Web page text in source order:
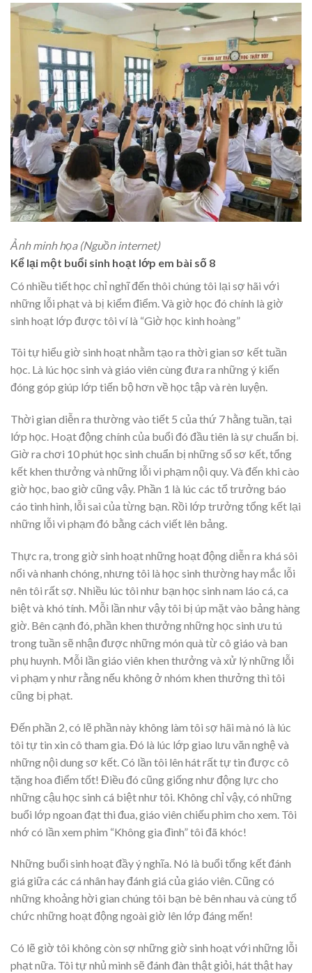
Ảnh minh họa (Nguồn internet)
Kể lại một buổi sinh hoạt lớp em bài số 8
Có nhiều tiết học chỉ nghĩ đến thôi chúng tôi lại sợ hãi với
những lỗi phạt và bị kiểm điểm. Và giờ học đó chính là giờ
sinh hoạt lớp được tôi ví là “Giờ học kinh hoàng”
Tôi tự hiểu giờ sinh hoạt nhằm tạo ra thời gian sơ kết tuần
học. Là lúc học sinh và giáo viên cùng đưa ra những ý kiến
đóng góp giúp lớp tiến bộ hơn về học tập và rèn luyện.
Thời gian diễn ra thường vào tiết 5 của thứ 7 hằng tuần, tại
lớp học. Hoạt động chính của buổi đó đầu tiên là sự chuẩn bị.
Giờ ra chơi 10 phút học sinh chuẩn bị những sổ sơ kết, tổng
kết khen thưởng và những lỗi vi phạm nội quy. Và đến khi cào
giờ học, bao giờ cũng vậy. Phần 1 là lúc các tổ trưởng báo
cáo tình hình, lỗi sai của từng bạn. Rồi lớp trưởng tổng kết lại
những lỗi vi phạm đó bằng cách viết lên bảng.
Thực ra, trong giờ sinh hoạt những hoạt động diễn ra khá sôi
nổi và nhanh chóng, nhưng tôi là học sinh thường hay mắc lỗi
nên tôi rất sợ. Nhiều lúc tôi như bạn học sinh nam láo cá, ca
biệt và khó tính. Mỗi lần như vậy tôi bị úp mặt vào bảng hàng
giờ. Bên cạnh đó, phần khen thưởng những học sinh ưu tú
trong tuần sẽ nhận được những món quà từ cô giáo và ban
phụ huynh. Mỗi lần giáo viên khen thưởng và xử lý những lỗi
vi phạm y như rằng nếu không ở nhóm khen thưởng thì tôi
cũng bị phạt.
Đến phần 2, có lẽ phần này không làm tôi sợ hãi mà nó là lúc
tôi tự tin xin cô tham gia. Đó là lúc lớp giao lưu văn nghệ và
những nội dung sơ kết. Có lần tôi lên hát rất tự tin được cô
tặng hoa điểm tốt! Điều đó cũng giống như động lực cho
những cậu học sinh cá biệt như tôi. Không chỉ vậy, có những
buổi lớp ngoan đạt thi đua, giáo viên chiếu phim cho xem. Tôi
nhớ có lần xem phim “Không gia đình” tôi đã khóc!
Những buổi sinh hoạt đầy ý nghĩa. Nó là buổi tổng kết đánh
giá giữa các cá nhân hay đánh giá của giáo viên. Cũng có
những khoảng hời gian chúng tôi bạn bè bên nhau và cùng tổ
chức những hoạt động ngoài giờ lên lớp đáng mến!
Có lẽ giờ tôi không còn sợ những giờ sinh hoạt với những lỗi
phạt nữa. Tôi tự nhủ mình sẽ đánh đàn thật giỏi, hát thật hay